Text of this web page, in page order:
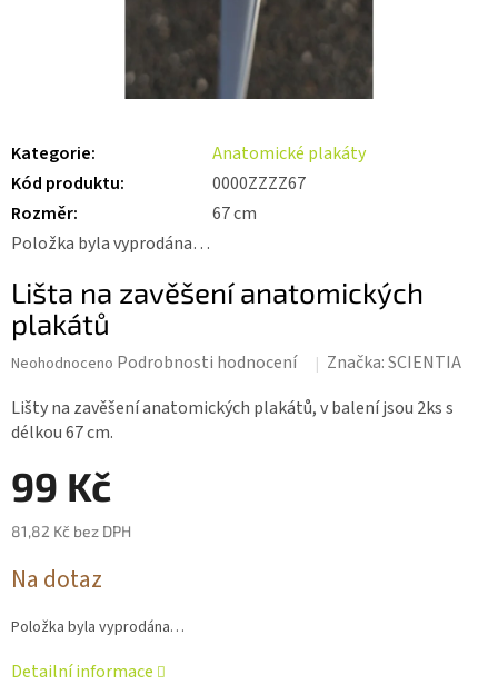
Kategorie:
Anatomické plakáty
Kód produktu:
0000ZZZZ67
Rozměr:
67 cm
Položka byla vyprodána…
Lišta na zavěšení anatomických
plakátů
Průměrné
produktu
je
0,0
hvězdiček.
Neohodnoceno Podrobnosti hodnocení Značka:SCIENTIA
Lišty na zavěšení anatomických plakátů, v balení jsou 2ks s
délkou 67 cm.
99 Kč
81,82 Kč bez DPH
cena:
Na dotaz
Položka byla vyprodána…
Detailní informace